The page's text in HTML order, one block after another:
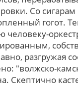
Cо
гогот.
разгружая
"волжско-
Скептично